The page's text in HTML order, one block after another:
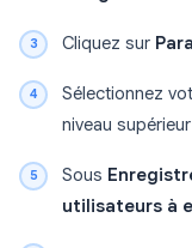
Cliquez sur
Sélectionnez
niveau
Sous
utilisateurs à